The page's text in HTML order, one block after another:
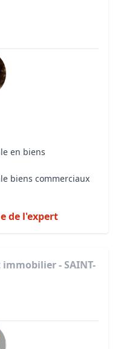
en biens
biens commerciaux
de l'expert
immobilier - SAINT-